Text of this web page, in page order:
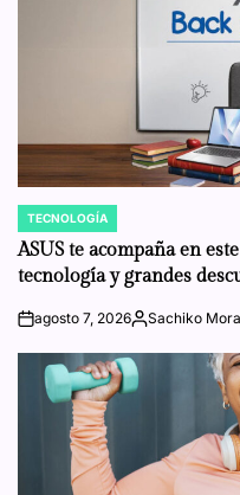
POSTED
IN
TECNOLOGÍA
ASUS te acompaña en
tecnología y grandes
onagosto 7, 2026Posted
Sachiko Mora